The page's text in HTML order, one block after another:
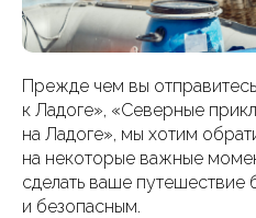
Прежде чем вы
к Ладоге», «Северные
на Ладоге», мы хотим
на некоторые важные
сделать ваше
и безопасным.